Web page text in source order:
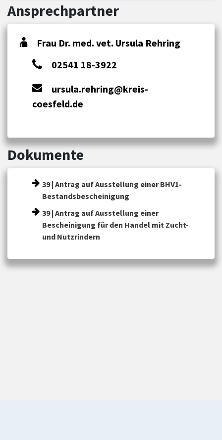
Ansprechpartner
Frau Dr. med. vet. Ursula Rehring
02541 18-3922
ursula.rehring@kreis-
coesfeld.de
Dokumente
39 | Antrag auf Ausstellung einer BHV1-
Bestandsbescheinigung
39 | Antrag auf Ausstellung einer
Bescheinigung für den Handel mit Zucht-
und Nutzrindern